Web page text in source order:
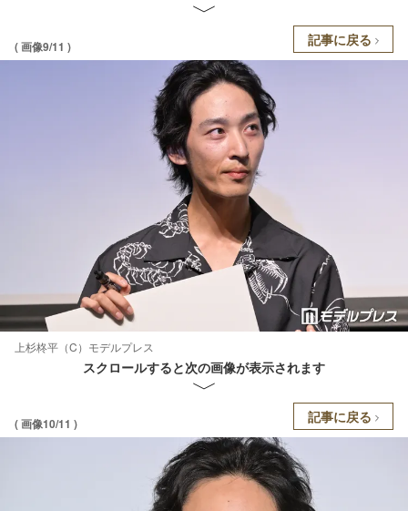
( 画像9/11 ) 記事に戻る
上杉柊平（C）モデルプレス
スクロールすると次の画像が表示されます
( 画像10/11 ) 記事に戻る